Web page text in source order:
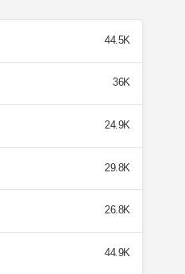
44.5K
36K
24.9K
29.8K
26.8K
44.9K